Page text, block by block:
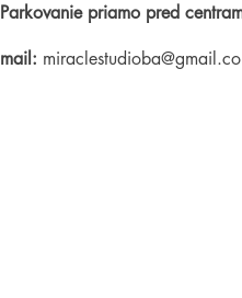
Parkovanie priamo pred
mail: